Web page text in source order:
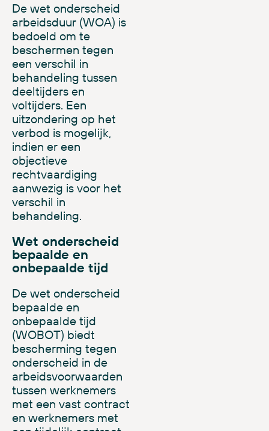
De wet onderscheid
arbeidsduur (WOA) is
bedoeld om te
beschermen tegen
een verschil in
behandeling tussen
deeltijders en
voltijders. Een
uitzondering op het
verbod is mogelijk,
indien er een
objectieve
rechtvaardiging
aanwezig is voor het
verschil in
behandeling.
Wet onderscheid
bepaalde en
onbepaalde tijd
De wet onderscheid
bepaalde en
onbepaalde tijd
(WOBOT) biedt
bescherming tegen
onderscheid in de
arbeidsvoorwaarden
tussen werknemers
met een vast contract
en werknemers met